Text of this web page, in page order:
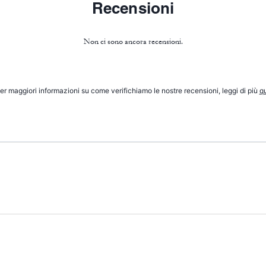
Recensioni
Non ci sono ancora recensioni.
maggiori informazioni su come verifichiamo le nostre recensioni, leggi di più